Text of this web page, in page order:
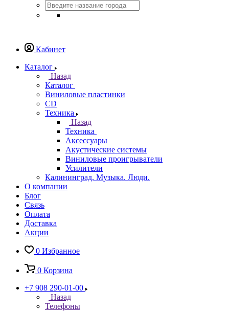
Кабинет
Каталог
Назад
Каталог
Виниловые пластинки
CD
Техника
Назад
Техника
Аксессуары
Акустические системы
Виниловые проигрыватели
Усилители
Калининград. Музыка. Люди.
О компании
Блог
Связь
Оплата
Доставка
Акции
0 Избранное
0 Корзина
+7 908 290-01-00
Назад
Телефоны